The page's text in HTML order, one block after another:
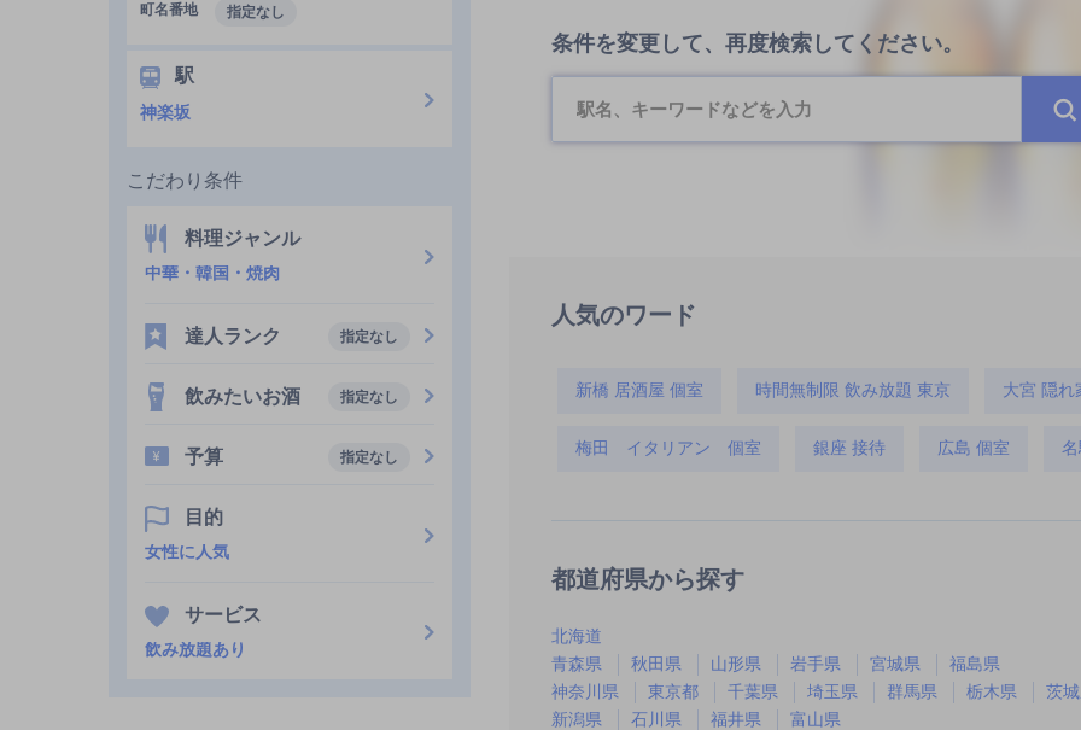
条件を変更して、再度検索してください。
人気のワード
新橋 居酒屋 個室 時間無制限 飲み放題 東京 大宮 隠れ
梅田 イタリアン 個室 銀座 接待 広島 個室
都道府県から探す
北海道
青森県
秋田県 山形県 岩手県 宮城県
福島県
神奈川県
東京都 千葉県 埼玉県 群馬県 栃木県
茨
新潟県
石川県 福井県
富山県
町名番地
指定なし
駅
神楽坂
こだわり条件
料理ジャンル
中華・韓国・焼肉
達人ランク 指定なし
飲みたいお酒 指定なし
予算 指定なし
目的
女性に人気
サービス
飲み放題あり